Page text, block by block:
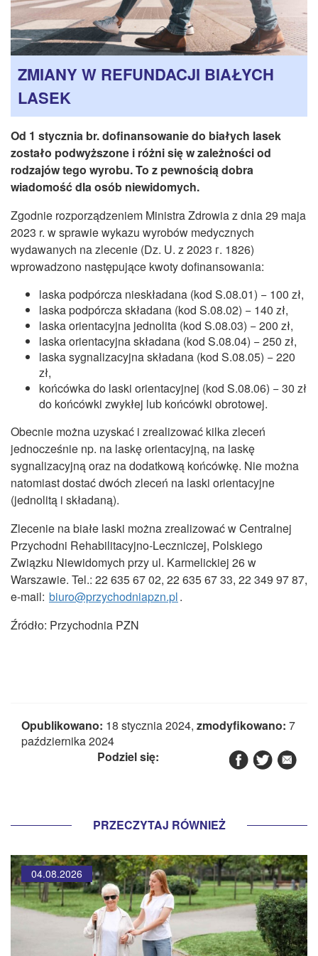
INSTYTUT TYFLOLOGICZNY
KONTAKT
ZMIANY W REFUNDACJI BIAŁYCH
LASEK
Od 1 stycznia br. dofinansowanie do białych lasek
zostało podwyższone i różni się w zależności od
rodzajów tego wyrobu. To z pewnością dobra
wiadomość dla osób niewidomych.
Zgodnie rozporządzeniem Ministra Zdrowia z dnia 29 maja
2023 r. w sprawie wykazu wyrobów medycznych
wydawanych na zlecenie (Dz. U. z 2023 г. 1826)
wprowadzono następujące kwoty dofinansowania:
laska podpórcza nieskładana (kod S.08.01) − 100 zł,
laska podpórcza składana (kod S.08.02) − 140 zł,
laska orientacyjna jednolita (kod S.08.03) − 200 zł,
laska orientacyjna składana (kod S.08.04) − 250 zł,
laska sygnalizacyjna składana (kod S.08.05) − 220
zł,
końcówka do laski orientacyjnej (kod S.08.06) − 30 zł
do końcówki zwykłej lub końcówki obrotowej.
Obecnie można uzyskać i zrealizować kilka zleceń
jednocześnie np. na laskę orientacyjną, na laskę
sygnalizacyjną oraz na dodatkową końcówkę. Nie można
natomiast dostać dwóch zleceń na laski orientacyjne
(jednolitą i składaną).
Zlecenie na białe laski można zrealizować w Centralnej
Przychodni Rehabilitacyjno-Leczniczej, Polskiego
Związku Niewidomych przy ul. Karmelickiej 26 w
Warszawie. Tel.: 22 635 67 02, 22 635 67 33, 22 349 97 87,
e-mail: biuro@przychodniapzn.pl.
Źródło: Przychodnia PZN
Opublikowano: 18 stycznia 2024, zmodyfikowano: 7
października 2024
Podziel się:
PRZECZYTAJ RÓWNIEŻ
04.08.2026